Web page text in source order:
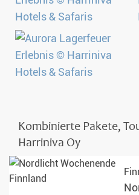
Kombinierte Pakete,
Harriniva Oy